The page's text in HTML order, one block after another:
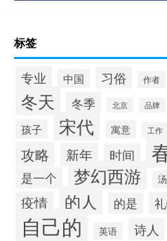
标签
专业 中国 习俗 作者
冬天 冬季 北京 品牌
孩子 宋代 寓意 工作
攻略 新年 时间
是一个 梦幻西游
疫情 的人 的是
自己的 英语 诗人